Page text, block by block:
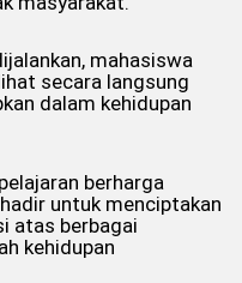
mahasiswa
secara langsung
dalam kehidupan
berharga
untuk menciptakan
atas berbagai
kehidupan